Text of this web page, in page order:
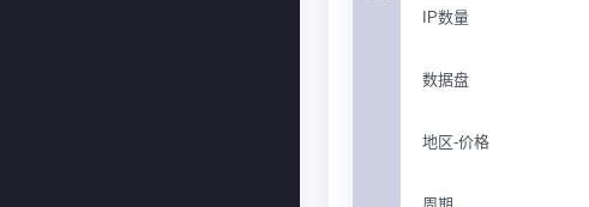
IP数量
数据盘
地区-价格